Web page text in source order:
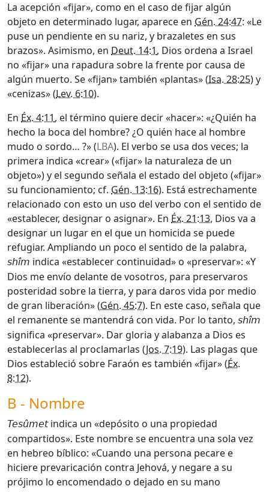
La acepción «fijar», como en el caso de fijar algún
objeto en determinado lugar, aparece en Gén. 24:47: «Le
puse un pendiente en su nariz, y brazaletes en sus
brazos». Asimismo, en Deut. 14:1, Dios ordena a Israel
no «fijar» una rapadura sobre la frente por causa de
algún muerto. Se «fijan» también «plantas» (Isa. 28:25) y
«cenizas» (Lev. 6:10).
En Éx. 4:11, el término quiere decir «hacer»: «¿Quién ha
hecho la boca del hombre? ¿O quién hace al hombre
mudo o sordo… ?» (LBA). El verbo se usa dos veces; la
primera indica «crear» («fijar» la naturaleza de un
objeto») y el segundo señala el estado del objeto («fijar»
su funcionamiento; cf. Gén. 13:16). Está estrechamente
relacionado con esto un uso del verbo con el sentido de
«establecer, designar o asignar». En Éx. 21:13, Dios va a
designar un lugar en el que un homicida se puede
refugiar. Ampliando un poco el sentido de la palabra,
shîm indica «establecer continuidad» o «preservar»: «Y
Dios me envío delante de vosotros, para preservaros
posteridad sobre la tierra, y para daros vida por medio
de gran liberación» (Gén. 45:7). En este caso, señala que
el remanente se mantendrá con vida. Por lo tanto, shîm
significa «preservar». Dar gloria y alabanza a Dios es
establecerlas al proclamarlas (Jos. 7:19). Las plagas que
Dios estableció sobre Faraón es también «fijar» (Éx.
8:12).
B - Nombre
Tesûmetindica un «depósito o una propiedad
compartidos». Este nombre se encuentra una sola vez
en hebreo bíblico: «Cuando una persona pecare e
hiciere prevaricación contra Jehová, y negare a su
prójimo lo encomendado o dejado en su mano